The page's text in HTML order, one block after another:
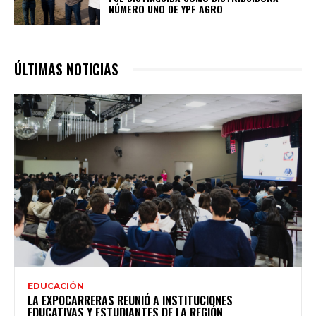
NÚMERO UNO DE YPF AGRO
ÚLTIMAS NOTICIAS
EDUCACIÓN
LA EXPOCARRERAS REUNIÓ A INSTITUCIONES
EDUCATIVAS Y ESTUDIANTES DE LA REGIÓN